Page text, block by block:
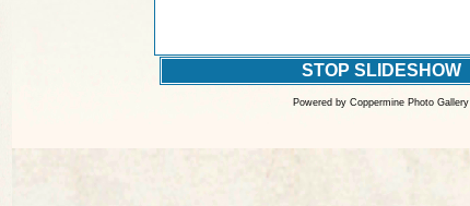
STOP SLIDESHOW
Powered by Coppermine Photo Gallery